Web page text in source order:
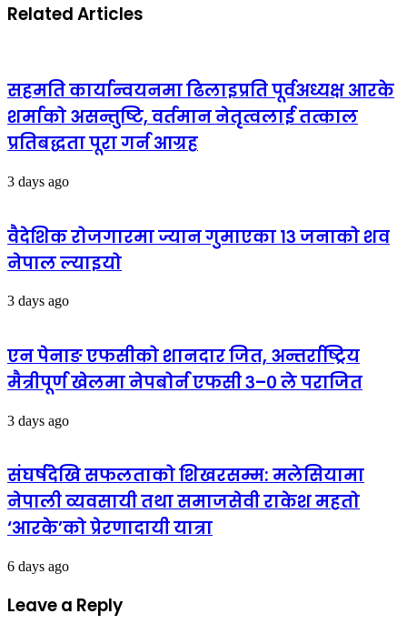
Related Articles
सहमति कार्यान्वयनमा ढिलाइप्रति पूर्वअध्यक्ष आरके
शर्माको असन्तुष्टि, वर्तमान नेतृत्वलाई तत्काल
प्रतिबद्धता पूरा गर्न आग्रह
3 days ago
वैदेशिक रोजगारमा ज्यान गुमाएका १३ जनाको शव
नेपाल ल्याइयो
3 days ago
एन पेनाङ एफसीको शानदार जित, अन्तर्राष्ट्रिय
मैत्रीपूर्ण खेलमा नेपबोर्न एफसी ३–० ले पराजित
3 days ago
संघर्षदेखि सफलताको शिखरसम्म: मलेसियामा
नेपाली व्यवसायी तथा समाजसेवी राकेश महतो
‘आरके’को प्रेरणादायी यात्रा
6 days ago
Leave a Reply